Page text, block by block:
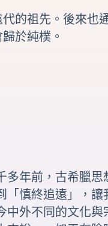
的祖先。後來也
於純樸。
多年前，古希臘思
「慎終追遠」，讓
中外不同的文化